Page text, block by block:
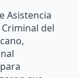
Asistencia
del